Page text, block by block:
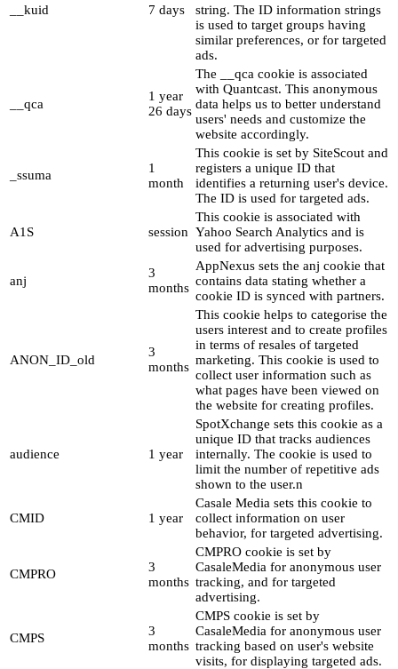
__kuid 7 days
string. The ID information strings
is used to target groups having
similar preferences, or for targeted
ads.
__qca
1 year
26 days
The __qca cookie is associated
with Quantcast. This anonymous
data helps us to better understand
users' needs and customize the
website accordingly.
_ssuma
1
month
This cookie is set by SiteScout and
registers a unique ID that
identifies a returning user's device.
The ID is used for targeted ads.
A1S session
This cookie is associated with
Yahoo Search Analytics and is
used for advertising purposes.
anj
3
months
AppNexus sets the anj cookie that
contains data stating whether a
cookie ID is synced with partners.
ANON_ID_old
3
months
This cookie helps to categorise the
users interest and to create profiles
in terms of resales of targeted
marketing. This cookie is used to
collect user information such as
what pages have been viewed on
the website for creating profiles.
audience 1 year
SpotXchange sets this cookie as a
unique ID that tracks audiences
internally. The cookie is used to
limit the number of repetitive ads
shown to the user.n
CMID 1 year
Casale Media sets this cookie to
collect information on user
behavior, for targeted advertising.
CMPRO
3
months
CMPRO cookie is set by
CasaleMedia for anonymous user
tracking, and for targeted
advertising.
CMPS
3
months
CMPS cookie is set by
CasaleMedia for anonymous user
tracking based on user's website
visits, for displaying targeted ads.